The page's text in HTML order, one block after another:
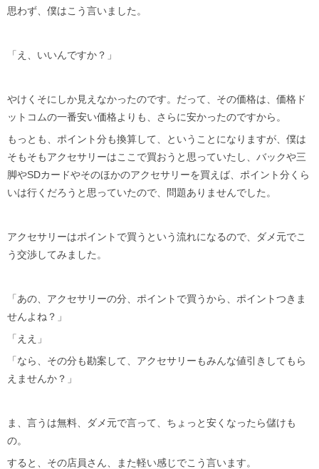
思わず、僕はこう言いました。
「え、いいんですか？」
やけくそにしか見えなかったのです。だって、その価格は、価格ド
ットコムの一番安い価格よりも、さらに安かったのですから。
もっとも、ポイント分も換算して、ということになりますが、僕は
そもそもアクセサリーはここで買おうと思っていたし、バックや三
脚やSDカードやそのほかのアクセサリーを買えば、ポイント分くら
いは行くだろうと思っていたので、問題ありませんでした。
アクセサリーはポイントで買うという流れになるので、ダメ元でこ
う交渉してみました。
「あの、アクセサリーの分、ポイントで買うから、ポイントつきま
せんよね？」
「ええ」
「なら、その分も勘案して、アクセサリーもみんな値引きしてもら
えませんか？」
ま、言うは無料、ダメ元で言って、ちょっと安くなったら儲けも
の。
すると、その店員さん、また軽い感じでこう言います。